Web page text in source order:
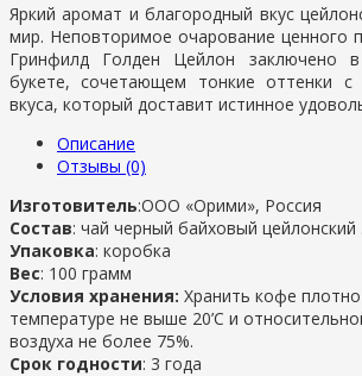
Яркий аромат и благородный вкус
мир. Неповторимое очарование ценного
Гринфилд Голден Цейлон заключено
букете, сочетающем тонкие оттенки
вкуса, который доставит истинное
Описание
Отзывы (0)
Изготовитель:ООО «Орими», Россия
Состав: чай черный байховый цейлонский .
Упаковка: коробка
Вес: 100 грамм
Условия хранения: Хранить кофе
температуре не выше 20’C и
воздуха не более 75%.
Срок годности: 3 года